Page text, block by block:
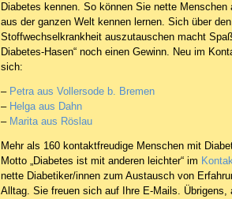
Diabetes kennen. So können Sie nette Menschen
aus der ganzen Welt kennen lernen. Sich über
Stoffwechselkrankheit auszutauschen macht
Diabetes-Hasen“ noch einen Gewinn. Neu im
sich:
– Petra aus Vollersode b. Bremen
– Helga aus Dahn
– Marita aus Röslau
Mehr als 160 kontaktfreudige Menschen mit
Motto „Diabetes ist mit anderen leichter“ im
nette Diabetiker/innen zum Austausch von
Alltag. Sie freuen sich auf Ihre E-Mails. Übrigens,